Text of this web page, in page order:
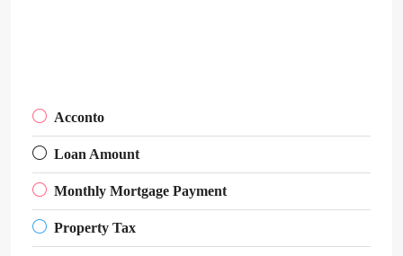
Acconto
Loan Amount
Monthly Mortgage Payment
Property Tax